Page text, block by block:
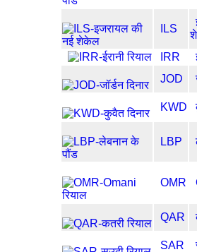
ILS
IRR
JOD
KWD
LBP
OMR
QAR
SAR